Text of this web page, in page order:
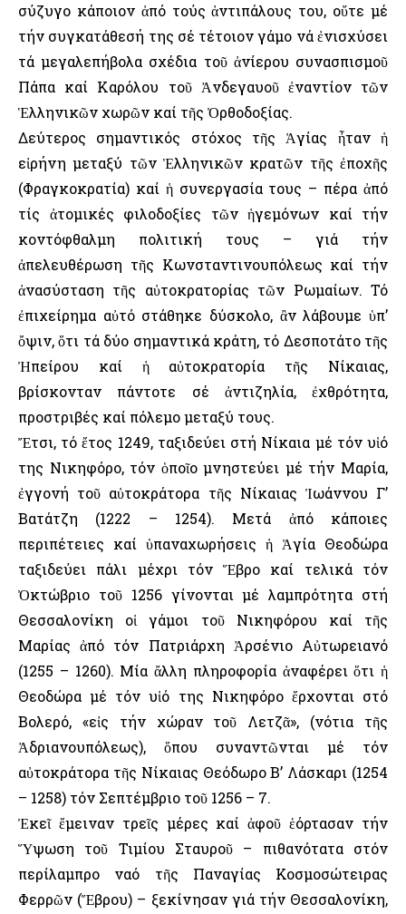
σύζυγο κάποιον ἀπό τούς ἀντιπάλους του, οὔτε μέ
τήν συγκατάθεσή της σέ τέτοιον γάμο νά ἐνισχύσει
τά μεγαλεπήβολα σχέδια τοῦ ἀνίερου συνασπισμοῦ
Πάπα καί Καρόλου τοῦ Ἀνδεγαυοῦ ἐναντίον τῶν
Ἑλληνικῶν χωρῶν καί τῆς Ὀρθοδοξίας.
Δεύτερος σημαντικός στόχος τῆς Ἁγίας ἦταν ἡ
εἰρήνη μεταξύ τῶν Ἑλληνικῶν κρατῶν τῆς ἐποχῆς
(Φραγκοκρατία) καί ἡ συνεργασία τους – πέρα ἀπό
τίς ἀτομικές φιλοδοξίες τῶν ἡγεμόνων καί τήν
κοντόφθαλμη πολιτική τους – γιά τήν
ἀπελευθέρωση τῆς Κωνσταντινουπόλεως καί τήν
ἀνασύσταση τῆς αὐτοκρατορίας τῶν Ρωμαίων. Τό
ἐπιχείρημα αὐτό στάθηκε δύσκολο, ἂν λάβουμε ὑπ’
ὄψιν, ὅτι τά δύο σημαντικά κράτη, τό Δεσποτάτο τῆς
Ἠπείρου καί ἡ αὐτοκρατορία τῆς Νίκαιας,
βρίσκονταν πάντοτε σέ ἀντιζηλία, ἐχθρότητα,
προστριβές καί πόλεμο μεταξύ τους.
Ἔτσι, τό ἔτος 1249, ταξιδεύει στή Νίκαια μέ τόν υἱό
της Νικηφόρο, τόν ὁποῖο μνηστεύει μέ τήν Μαρία,
ἐγγονή τοῦ αὐτοκράτορα τῆς Νίκαιας Ἰωάννου Γ’
Βατάτζη (1222 – 1254). Μετά ἀπό κάποιες
περιπέτειες καί ὑπαναχωρήσεις ἡ Ἁγία Θεοδώρα
ταξιδεύει πάλι μέχρι τόν Ἕβρο καί τελικά τόν
Ὀκτώβριο τοῦ 1256 γίνονται μέ λαμπρότητα στή
Θεσσαλονίκη οἱ γάμοι τοῦ Νικηφόρου καί τῆς
Μαρίας ἀπό τόν Πατριάρχη Ἀρσένιο Αὐτωρειανό
(1255 – 1260). Μία ἄλλη πληροφορία ἀναφέρει ὅτι ἡ
Θεοδώρα μέ τόν υἱό της Νικηφόρο ἔρχονται στό
Βολερό, «εἰς τήν χώραν τοῦ Λετζᾶ», (νότια τῆς
Ἀδριανουπόλεως), ὅπου συναντῶνται μέ τόν
αὐτοκράτορα τῆς Νίκαιας Θεόδωρο Β’ Λάσκαρι (1254
– 1258) τόν Σεπτέμβριο τοῦ 1256 – 7.
Ἐκεῖ ἔμειναν τρεῖς μέρες καί ἀφοῦ ἑόρτασαν τήν
Ὕψωση τοῦ Τιμίου Σταυροῦ – πιθανότατα στόν
περίλαμπρο ναό τῆς Παναγίας Κοσμοσώτειρας
Φερρῶν (Ἕβρου) – ξεκίνησαν γιά τήν Θεσσαλονίκη,